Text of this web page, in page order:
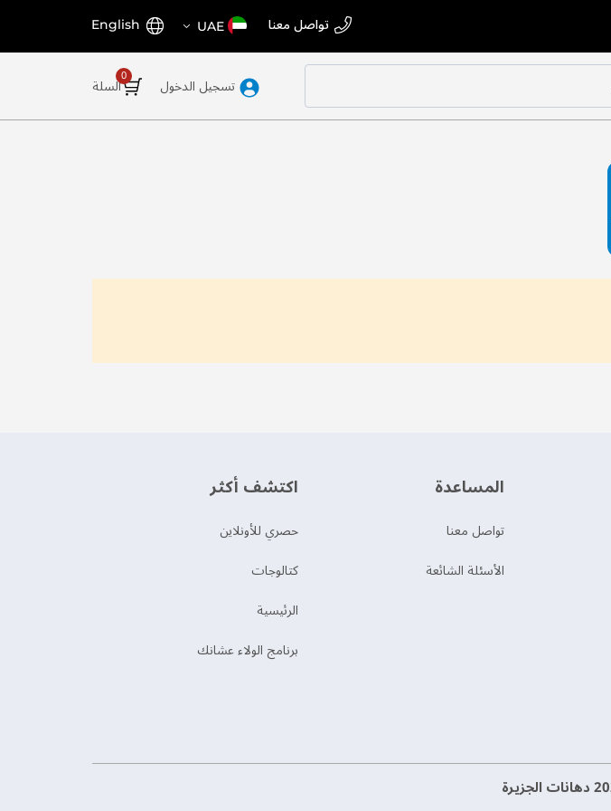
تواصل معنا اختر
المتجر
UAE اللغة English
السلة تسجيل الدخول
‫المساعدة‬
تواصل معنا
الأسئلة الشائعة
اكتشف أكثر
حصري للأونلاين
‫كتالوجات‬
الرئيسية
برنامج الولاء عشانك